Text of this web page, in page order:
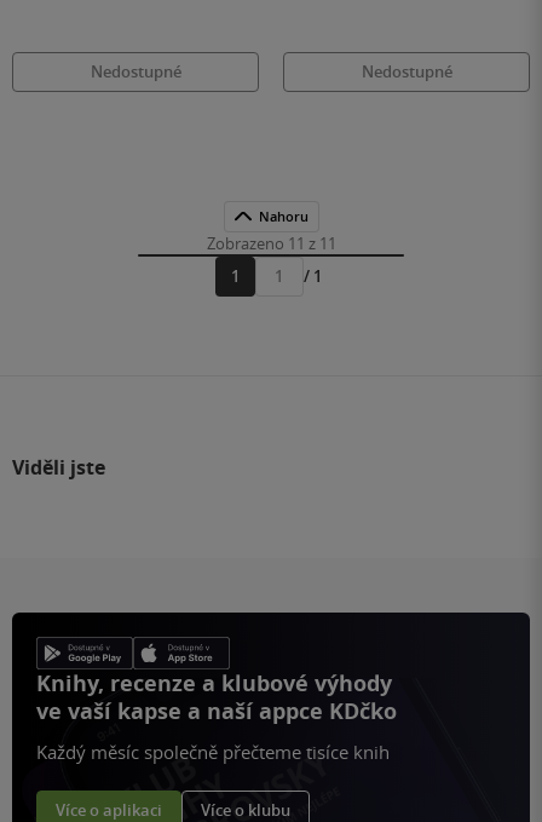
Nedostupné Nedostupné
Nahoru
Zobrazeno 11 z 11
1
Přejít
/ 1
Viděli jste
Knihy, recenze a klubové výhody
ve vaší kapse a naší appce KDčko
Každý měsíc společně přečteme tisíce knih
Více o aplikaci Více o klubu